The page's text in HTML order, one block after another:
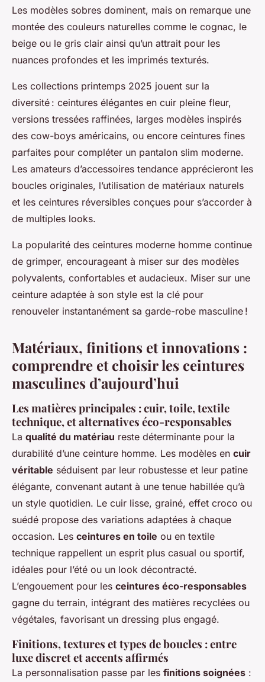
Les modèles sobres dominent, mais on remarque une
montée des couleurs naturelles comme le cognac, le
beige ou le gris clair ainsi qu’un attrait pour les
nuances profondes et les imprimés texturés.
Les collections printemps 2025 jouent sur la
diversité : ceintures élégantes en cuir pleine fleur,
versions tressées raffinées, larges modèles inspirés
des cow-boys américains, ou encore ceintures fines
parfaites pour compléter un pantalon slim moderne.
Les amateurs d’accessoires tendance apprécieront les
boucles originales, l’utilisation de matériaux naturels
et les ceintures réversibles conçues pour s’accorder à
de multiples looks.
La popularité des ceintures moderne homme continue
de grimper, encourageant à miser sur des modèles
polyvalents, confortables et audacieux. Miser sur une
ceinture adaptée à son style est la clé pour
renouveler instantanément sa garde-robe masculine !
Matériaux, finitions et innovations :
comprendre et choisir les ceintures
masculines d’aujourd’hui
Les matières principales : cuir, toile, textile
technique, et alternatives éco-responsables
La qualité du matériau reste déterminante pour la
durabilité d’une ceinture homme. Les modèles en cuir
véritable séduisent par leur robustesse et leur patine
élégante, convenant autant à une tenue habillée qu’à
un style quotidien. Le cuir lisse, grainé, effet croco ou
suédé propose des variations adaptées à chaque
occasion. Les ceintures en toile ou en textile
technique rappellent un esprit plus casual ou sportif,
idéales pour l’été ou un look décontracté.
L’engouement pour les ceintures éco-responsables
gagne du terrain, intégrant des matières recyclées ou
végétales, favorisant un dressing plus engagé.
Finitions, textures et types de boucles : entre
luxe discret et accents affirmés
La personnalisation passe par les finitions soignées :